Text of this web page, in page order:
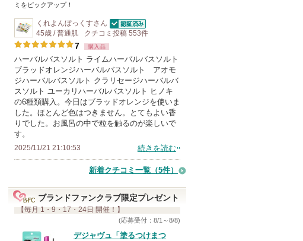
ミをピックアップ！
くれよんぼっくすさん
認証済
45歳 / 普通肌 クチコミ投稿 553件
7 購入品
ハーバルバスソルト ライムハーバルバスソルト
ブラッドオレンジハーバルバスソルト アオモ
ジハーバルバスソルト クラリセージハーバルバ
スソルト ユーカリハーバルバスソルト ヒノキ
の6種類購入。今日はブラッドオレンジを使いま
した。ほとんど色はつきません。とてもよい香
りでした。お風呂の中で粒を触るのが楽しいで
す。
2025/11/21 21:10:53 続きを読む
新着クチコミ一覧 （5件）
ブランドファンクラブ限定プレゼント
【毎月 1・9・17・24日 開催！】
(応募受付：8/1～8/8)
デジャヴュ「塗るつけまつ